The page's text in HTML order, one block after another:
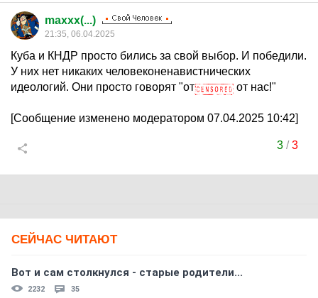
maxxx(...)
21:35, 06.04.2025
Куба и КНДР просто бились за свой выбор. И победили.
У них нет никаких человеконенавистнических
идеологий. Они просто говорят "от
от нас!"
[Сообщение изменено модератором 07.04.2025 10:42]
3/3
СЕЙЧАС ЧИТАЮТ
Вот и сам столкнулся - старые родители...
2232 35